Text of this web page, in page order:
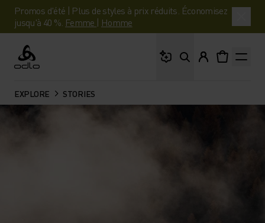
Promos d'été | Plus de styles à prix réduits. Économisez
jusqu'à 40 %. Femme | Homme
Odlo
EXPLORE STORIES